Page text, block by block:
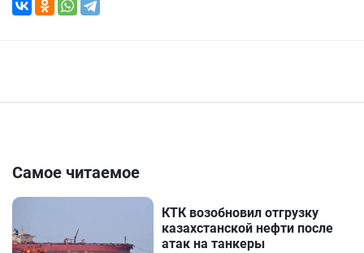
Самое читаемое
КТК возобновил отгрузку
казахстанской нефти после
атак на танкеры